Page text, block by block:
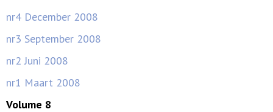
nr4 December 2008
nr3 September 2008
nr2 Juni 2008
nr1 Maart 2008
Volume 8